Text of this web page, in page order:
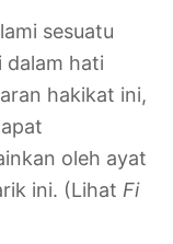
sesuatu
dalam hati
hakikat ini,
oleh ayat
ini. (Lihat Fi